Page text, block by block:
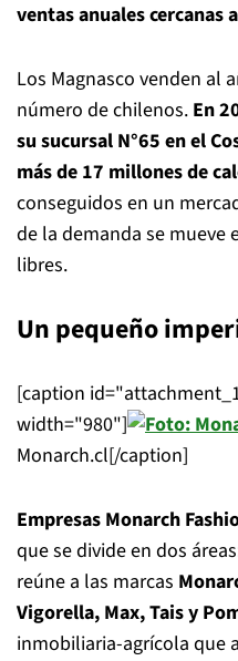
ventas anuales cercanas
Los Magnasco venden al
número de chilenos. En
su sucursal N°65 en el
más de 17 millones de
conseguidos en un
de la demanda se mueve
libres.
Un pequeño
[caption
width="980"]
Monarch.cl[/caption]
Empresas Monarch
que se divide en dos
reúne a las marcas
Vigorella, Max, Tais y
inmobiliaria-agrícola que